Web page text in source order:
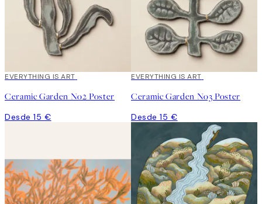
EVERYTHING IS ART
Ceramic Garden No2 Poster
Desde 15 €
EVERYTHING IS ART
Ceramic Garden No3 Poster
Desde 15 €